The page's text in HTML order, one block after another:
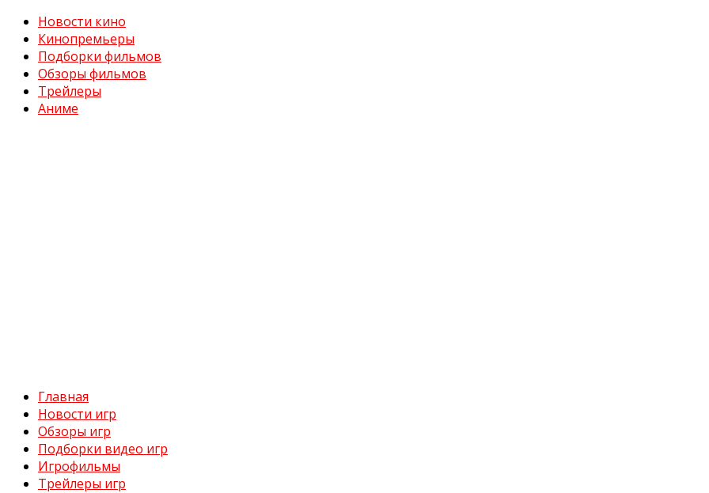
Новости кино
Кинопремьеры
Подборки фильмов
Обзоры фильмов
Трейлеры
Аниме
Главная
Новости игр
Обзоры игр
Подборки видео игр
Игрофильмы
Трейлеры игр